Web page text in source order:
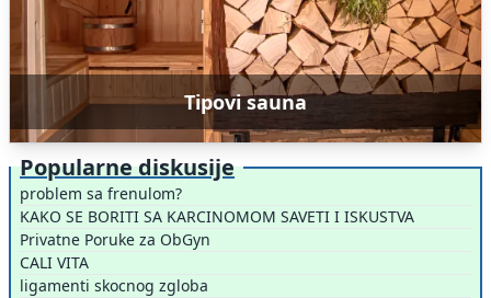
Tipovi sauna
Popularne diskusije
problem sa frenulom?
KAKO SE BORITI SA KARCINOMOM SAVETI I ISKUSTVA
Privatne Poruke za ObGyn
CALI VITA
ligamenti skocnog zgloba